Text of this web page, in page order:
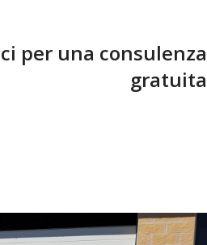
per una consulenza
gratuita